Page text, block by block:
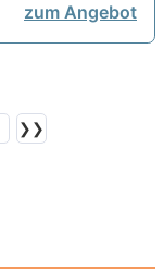
zum Angebot
❯❯